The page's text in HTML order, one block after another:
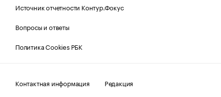
Источник отчетности Контур.Фокус
Вопросы и ответы
Политика Cookies РБК
Контактная информация Редакция